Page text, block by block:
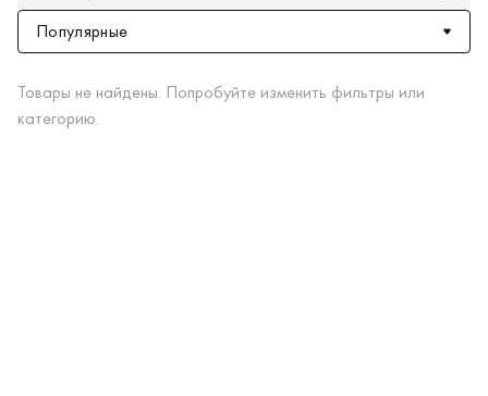
Популярные
Товары не найдены. Попробуйте изменить фильтры или
категорию.